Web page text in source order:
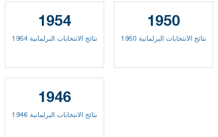
1954
نتائج الانتخابات البرلمانية 1954
1950
نتائج الانتخابات البرلمانية 1950
1946
نتائج الانتخابات البرلمانية 1946